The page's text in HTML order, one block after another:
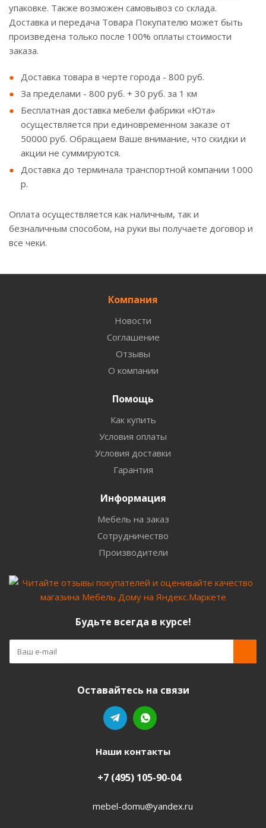
упаковке. Также возможен самовывоз со склада.
Доставка и передача Товара Покупателю может быть
произведена только после 100% оплаты стоимости
заказа.
Доставка товара в черте города - 800 руб.
За пределами - 800 руб. + 30 руб. за 1 км
Бесплатная доставка мебели фабрики «Юта»
осуществляется при единовременном заказе от
50000 руб. Обращаем Ваше внимание, что скидки и
акции не суммируются.
Доставка до терминала транспортной компании 1000
р.
Оплата осуществляется как наличным, так и
безналичным способом, на руки вы получаете договор и
все чеки.
Компания
Новости
Соглашение
Отзывы
О компании
Помощь
Как купить
Условия оплаты
Условия доставки
Гарантия
Информация
Мебель на заказ
Сотрудничество
Производители
Будьте всегда в курсе!
Оставайтесь на связи
Наши контакты
+7 (495) 105-90-04
mebel-domu@yandex.ru